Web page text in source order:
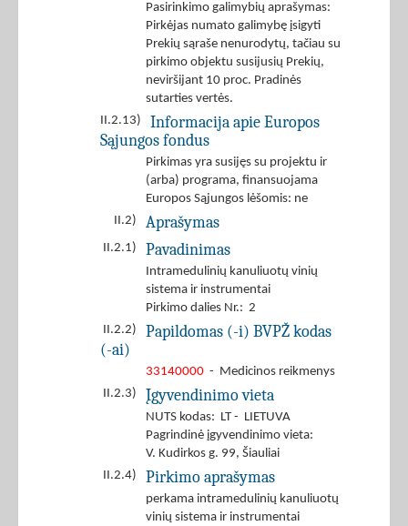
Pasirinkimo galimybių aprašymas:
Pirkėjas numato galimybę įsigyti
Prekių sąraše nenurodytų, tačiau su
pirkimo objektu susijusių Prekių,
neviršijant 10 proc. Pradinės
sutarties vertės.
II.2.13)
Informacija apie Europos
Sąjungos fondus
Pirkimas yra susijęs su projektu ir
(arba) programa, finansuojama
Europos Sąjungos lėšomis: ne
II.2)
Aprašymas
II.2.1) Pavadinimas
Intramedulinių kanuliuotų vinių
sistema ir instrumentai
Pirkimo dalies Nr.: 2
II.2.2)
Papildomas (-i) BVPŽ kodas
(-ai)
33140000 - Medicinos reikmenys
II.2.3)
Įgyvendinimo vieta
NUTS kodas: LT - LIETUVA
Pagrindinė įgyvendinimo vieta:
V. Kudirkos g. 99, Šiauliai
II.2.4)
Pirkimo aprašymas
perkama intramedulinių kanuliuotų
vinių sistema ir instrumentai